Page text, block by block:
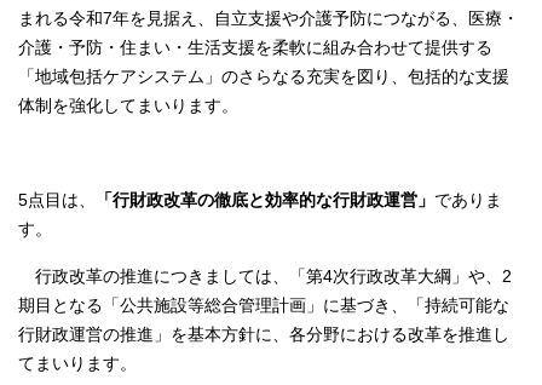
まれる令和7年を見据え、自立支援や介護予防につながる、医療・
介護・予防・住まい・生活支援を柔軟に組み合わせて提供する
「地域包括ケアシステム」のさらなる充実を図り、包括的な支援
体制を強化してまいります。
5点目は、 「行財政改革の徹底と効率的な行財政運営」 でありま
す。
行政改革の推進につきましては、「第4次行政改革大綱」や、2
期目となる「公共施設等総合管理計画」に基づき、「持続可能な
行財政運営の推進」を基本方針に、各分野における改革を推進し
てまいります。